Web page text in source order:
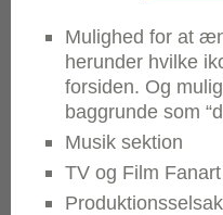
Mulighed for at
herunder hvilke
forsiden. Og
baggrunde som
Musik sektion
TV og Film